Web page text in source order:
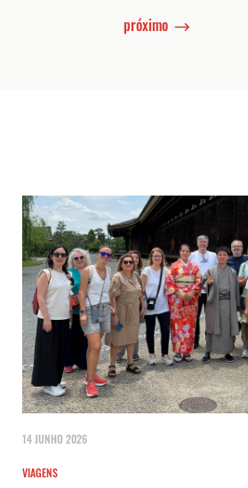
próximo
14 JUNHO 2026
VIAGENS